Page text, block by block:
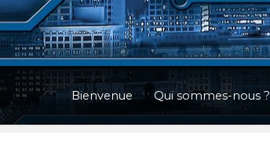
Bienvenue Qui sommes-nous ?